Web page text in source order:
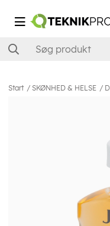
Start SKØNHED & HELSE